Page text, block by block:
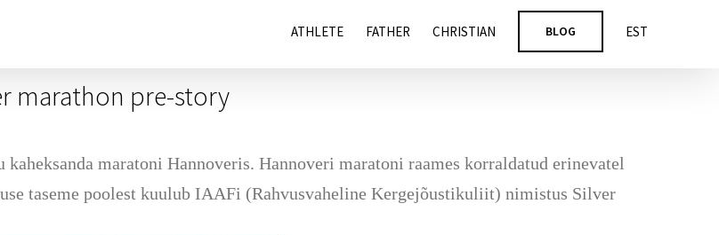
ATHLETE FATHER CHRISTIAN BLOG EST
marathon pre-story
maratoni Hannoveris. Hannoveri maratoni raames korraldatud erinevatel
taseme poolest kuulub IAAFi (Rahvusvaheline Kergejõustikuliit) nimistus Silver